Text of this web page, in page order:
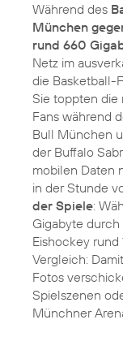
Während des
München
rund 660
Netz im
die Basketball-
Sie toppten die
Fans während
Bull München
der Buffalo
mobilen Daten
in der Stunde
der Spiele:
Gigabyte durch
Eishockey rund
Vergleich:
Fotos
Spielszenen
Münchner